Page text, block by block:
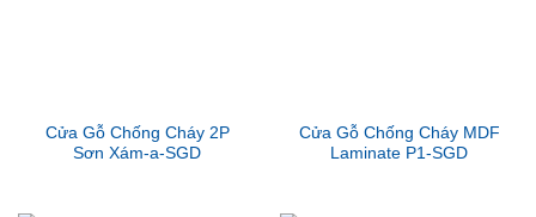
Cửa Gỗ Chống Cháy 2P
Sơn Xám-a-SGD
Cửa Gỗ Chống Cháy MDF
Laminate P1-SGD